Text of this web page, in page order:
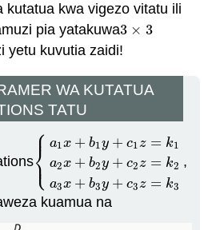
kutatua kwa vigezo vitatu ili
pia yatakuwa3 × 3
3 ×3
yetu kuvutia zaidi!
WA KUTATUA
TATU
⎧
⎩
⎨⎪
⎪
a1x + b1y + c1z = k1
a2x + b2y + c2z = k2
a3x + b3y + c3z = k3
{a 1x+b1 y+c 1z =k1 a2 x+ b,
kuamua na